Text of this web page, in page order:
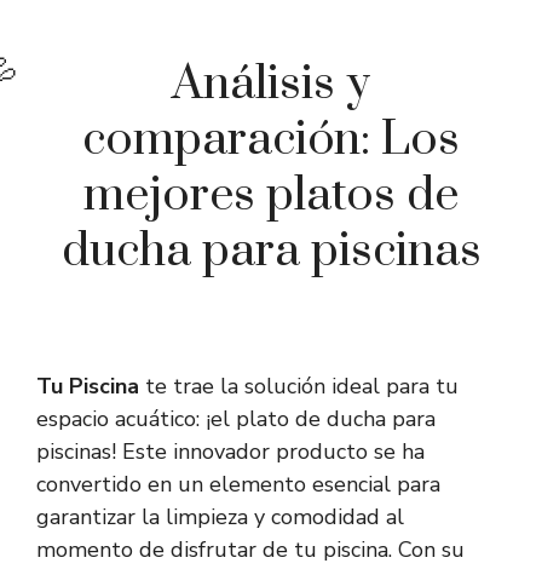
Análisis y
comparación: Los
mejores platos de
ducha para piscinas
Tu Piscina te trae la solución ideal para tu
espacio acuático: ¡el plato de ducha para
piscinas! Este innovador producto se ha
convertido en un elemento esencial para
garantizar la limpieza y comodidad al
momento de disfrutar de tu piscina. Con su